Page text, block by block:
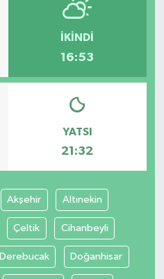
İKINDI
16:53
YATSI
21:32
Akşehir Altınekin
Çeltik Cihanbeyli
Derebucak Doğanhisar